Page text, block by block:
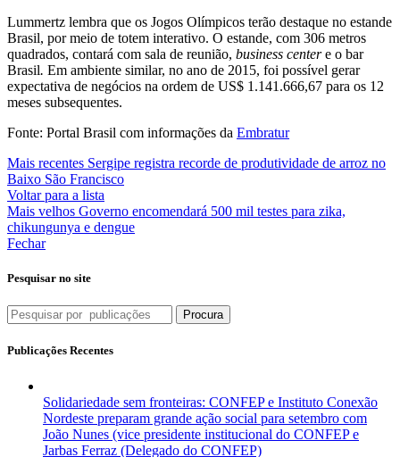
Lummertz lembra que os Jogos Olímpicos terão destaque no estande
Brasil, por meio de totem interativo. O estande, com 306 metros
quadrados, contará com sala de reunião, business centere o bar
Brasil. Em ambiente similar, no ano de 2015, foi possível gerar
expectativa de negócios na ordem de US$ 1.141.666,67 para os 12
meses subsequentes.
Fonte: Portal Brasil com informações da Embratur
Mais recentes Sergipe registra recorde de produtividade de arroz no
Baixo São Francisco
Voltar para a lista
Mais velhos Governo encomendará 500 mil testes para zika,
chikungunya e dengue
Fechar
Pesquisar no site
Procura
Publicações Recentes
Solidariedade sem fronteiras: CONFEP e Instituto Conexão
Nordeste preparam grande ação social para setembro com
João Nunes (vice presidente institucional do CONFEP e
Jarbas Ferraz (Delegado do CONFEP)